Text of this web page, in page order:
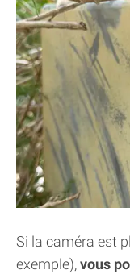
Si la caméra est
exemple),vous